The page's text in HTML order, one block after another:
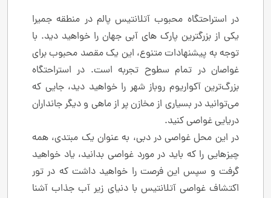
در استراحتگاه محبوب آتلانتیس پالم در منطقه جمیرا
یکی از بزرگترین پارک های آبی جهان را خواهید دید. با
توجه به پیشنهادات متنوع، این یک مقصد محبوب برای
غواصان در تمام سطوح تجربه است. در استراحتگاه
بزرگ‌ترین آکواریوم روباز شهر را خواهید دید، جایی که
می‌توانید در بسیاری از مخازن پر از ماهی و دیگر جانداران
دریایی غواصی کنید.
در این محل غواصی در دبی، به عنوان یک مبتدی، همه
چیزهایی را که باید در مورد غواصی بدانید، یاد خواهید
گرفت و سپس این فرصت را خواهید داشت که در تور
اکتشاف غواصی آتلانتیس با دنیای زیر آب جذاب آشنا